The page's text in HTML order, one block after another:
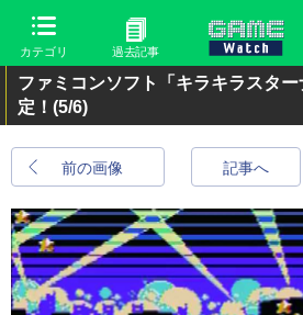
カテゴリ 過去記事
ファミコンソフト「キラキラスタ
定！ (5/6)
前の画像 記事へ